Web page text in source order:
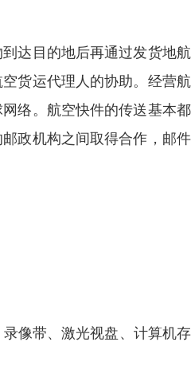
达目的地后再通过发货地
货运代理人的协助。经营
络。航空快件的传送基本
政机构之间取得合作，邮
像带、激光视盘、计算机